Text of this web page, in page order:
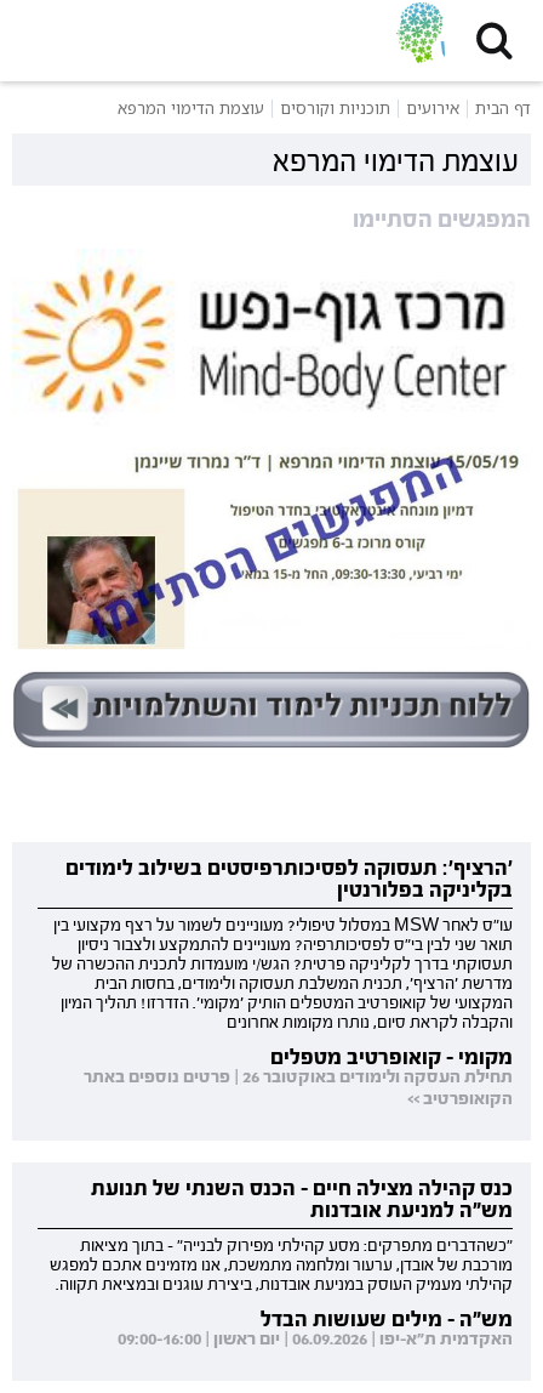
דף הבית אירועים תוכניות וקורסים עוצמת הדימוי המרפא
עוצמת הדימוי המרפא
המפגשים הסתיימו
'הרציף': תעסוקה לפסיכותרפיסטים בשילוב לימודים
בקליניקה בפלורנטין
עו"ס לאחר MSW במסלול טיפולי? מעוניינים לשמור על רצף מקצועי בין
תואר שני לבין בי"ס לפסיכותרפיה? מעוניינים להתמקצע ולצבור ניסיון
תעסוקתי בדרך לקליניקה פרטית? הגש/י מועמדות לתכנית ההכשרה של
מדרשת 'הרציף', תכנית המשלבת תעסוקה ולימודים, בחסות הבית
המקצועי של קואופרטיב המטפלים הותיק 'מקומי'. הזדרזו! תהליך המיון
והקבלה לקראת סיום, נותרו מקומות אחרונים
מקומי - קואופרטיב מטפלים
תחילת העסקה ולימודים באוקטובר 26 | פרטים נוספים באתר
הקואופרטיב >>
כנס קהילה מצילה חיים - הכנס השנתי של תנועת
מש"ה למניעת אובדנות
"כשהדברים מתפרקים: מסע קהילתי מפירוק לבנייה" - בתוך מציאות
מורכבת של אובדן, ערעור ומלחמה מתמשכת, אנו מזמינים אתכם למפגש
קהילתי מעמיק העוסק במניעת אובדנות, ביצירת עוגנים ובמציאת תקווה.
מש"ה - מילים שעושות הבדל
האקדמית ת"א-יפו | 06.09.2026 | יום ראשון | 09:00-16:00